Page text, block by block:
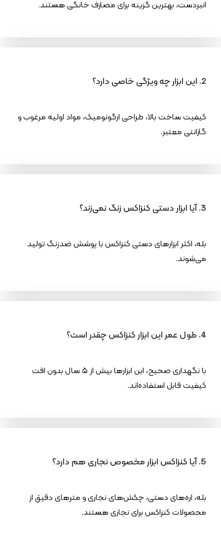
انبردست، بهترین گزینه برای مصارف خانگی هستند.
2. این ابزار چه ویژگی خاصی دارد؟
کیفیت ساخت بالا، طراحی ارگونومیک، مواد اولیه مرغوب و
گارانتی معتبر.
3. آیا ابزار دستی کنزاکس زنگ نمی‌زند؟
بله، اکثر ابزارهای دستی کنزاکس با پوشش ضدزنگ تولید
می‌شوند.
4. طول عمر این ابزار کنزاکس چقدر است؟
با نگهداری صحیح، این ابزارها بیش از ۵ سال بدون افت
کیفیت قابل استفاده‌اند.
5. آیا کنزاکس ابزار مخصوص نجاری هم دارد؟
بله، اره‌های دستی، چکش‌های نجاری و مترهای دقیق از
محصولات کنزاکس برای نجاری هستند.